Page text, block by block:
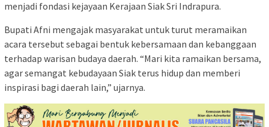
menjadi fondasi kejayaan Kerajaan Siak Sri Indrapura.
Bupati Afni mengajak masyarakat untuk turut meramaikan
acara tersebut sebagai bentuk kebersamaan dan kebanggaan
terhadap warisan budaya daerah. “Mari kita ramaikan bersama,
agar semangat kebudayaan Siak terus hidup dan memberi
inspirasi bagi daerah lain,” ujarnya.